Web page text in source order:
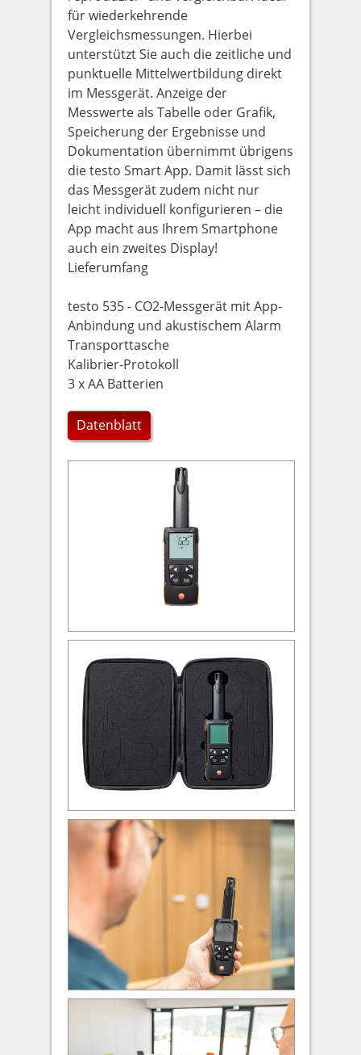
für wiederkehrende
Vergleichsmessungen. Hierbei
unterstützt Sie auch die zeitliche und
punktuelle Mittelwertbildung direkt
im Messgerät. Anzeige der
Messwerte als Tabelle oder Grafik,
Speicherung der Ergebnisse und
Dokumentation übernimmt übrigens
die testo Smart App. Damit lässt sich
das Messgerät zudem nicht nur
leicht individuell konfigurieren – die
App macht aus Ihrem Smartphone
auch ein zweites Display!
Lieferumfang
testo 535 - CO2-Messgerät mit App-
Anbindung und akustischem Alarm
Transporttasche
Kalibrier-Protokoll
3 x AA Batterien
Datenblatt